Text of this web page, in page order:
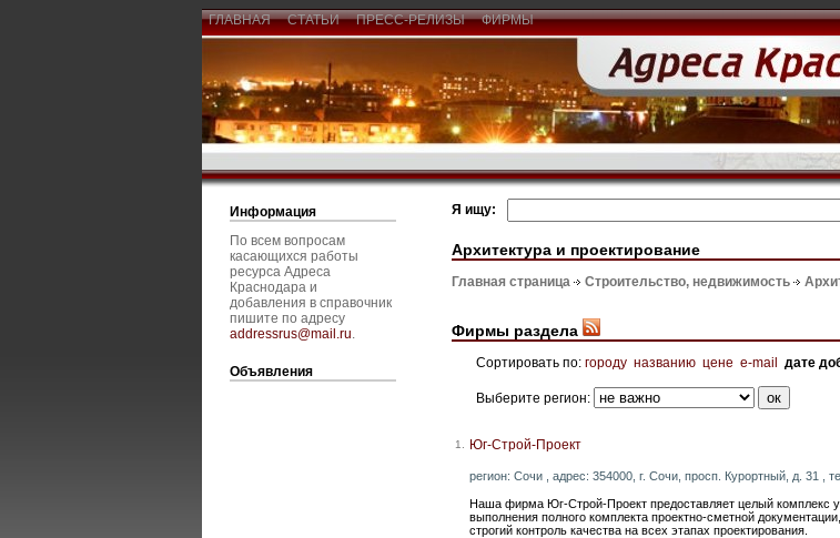
ГЛАВНАЯ СТАТЬИ ПРЕСС-РЕЛИЗЫ ФИРМЫ
Информация
По всем вопросам
касающихся работы
ресурса Адреса
Краснодара и
добавления в справочник
пишите по адресу
addressrus@mail.ru.
Объявления
Я ищу:
Архитектура и проектирование
Главная страница Строительство, недвижимость
Фирмы раздела
Сортировать по: городу названию цене e-mail дате
Выберите регион:
1. Юг-Строй-Проект
регион: Сочи , адрес: 354000, г. Сочи, просп. Курортный, д. 31 ,
Наша фирма Юг-Строй-Проект предоставляет целый комплекс
выполнения полного комплекта проектно-сметной
строгий контроль качества на всех этапах проектирования.